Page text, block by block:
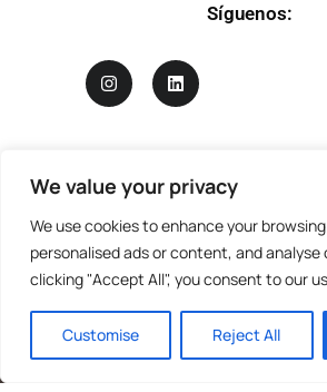
We value your privacy
We use cookies to enhance your
personalised ads or content, and analyse
clicking "Accept All", you consent to our
Customise Reject All
Síguenos:
Logotipo de Mandrágora diseñado